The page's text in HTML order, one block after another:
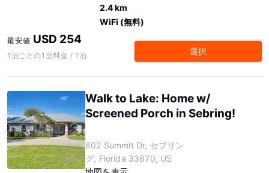
2.4 km
WiFi (無料)
最安値 USD 254
1泊ごとの1室料金 / 1泊 選択
Walk to Lake: Home w/
Screened Porch in Sebring!
602 Summit Dr, セブリン
グ, Florida 33870, US